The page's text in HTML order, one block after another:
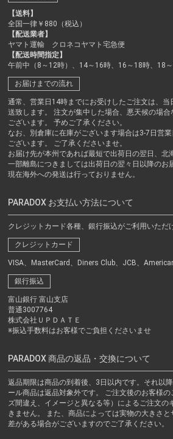
【送料】
全国一律￥880（税込）
【配送業者】
ヤマト運輸 クロネコヤマト宅急便
【配送時間指定】
午前中（8～12時）、14～16時、16～18時、18
お届けまでの流れ
通常、営業日14時までにお受けしたご注文は、
送致します。 注文が集中した場合、悪天候の場
ございます。 予めご了承ください。
なお、別倉庫に在庫がございます場合は3-7日営
ございます。 ご了承くださいませ。
お届け先が本州であれば最短で出荷日の翌日、北
一部離島につきましては出荷日の翌々日以降のお
現在海外への発送は行っておりません。
PARADOX お支払い方法について
クレジットカード各種、銀行振込がご利用いただ
クレジットカード
VISA、MasterCard、Diners Club、JCB、
銀行振込
富山銀行 富山支店
普通3007764
株式会社ＵＰＤＡＴＥ
※振込手数料はお客様でご負担くださいませ
PARADOX 商品の返品・交換について
返品期限は商品の到着後、3日以内です。それ以
ール商品は返品対象外です。 ご注文後のお客様
ズ間違え、イメージと異なる等）によるご注文の
きません。 また、商品によっては実物の大きさ
差がある場合がございますのでご了承ください。